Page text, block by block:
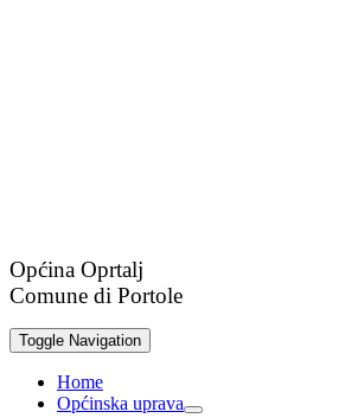
Općina Oprtalj
Comune di Portole
Toggle Navigation
Home
Općinska uprava